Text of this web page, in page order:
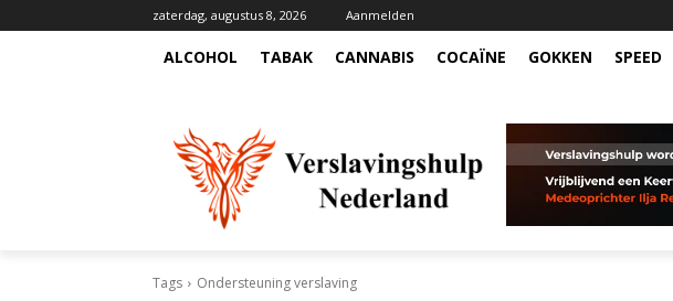
zaterdag, augustus 8, 2026 Aanmelden
ALCOHOL TABAK CANNABIS COCAÏNE GOKKEN SPEED
Tags Ondersteuning verslaving